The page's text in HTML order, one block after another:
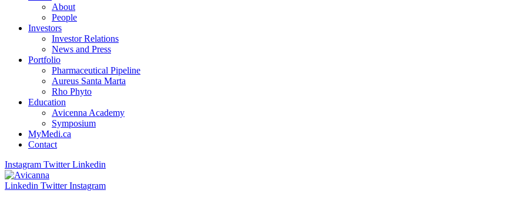
About
People
Investors
Investor Relations
News and Press
Portfolio
Pharmaceutical Pipeline
Aureus Santa Marta
Rho Phyto
Education
Avicenna Academy
Symposium
MyMedi.ca
Contact
Instagram Twitter Linkedin
Linkedin Twitter Instagram